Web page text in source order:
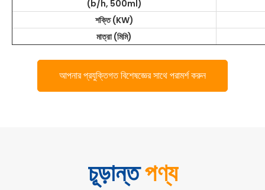
(b/h, 500ml)
শক্তি (KW)
মাত্রা (মিমি)
আপনার প্রযুক্তিগত বিশেষজ্ঞের সাথে পরামর্শ করুন
চূড়ান্তপণ্য